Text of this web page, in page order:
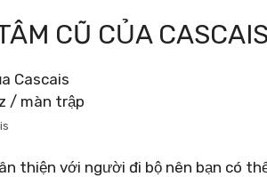
CŨ CỦA CASCAIS
/ màn trập
thiện với người đi bộ nên bạn có